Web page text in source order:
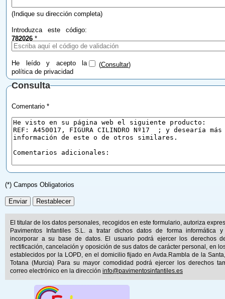
(Indique su dirección completa)
Introduzca este código:
782026 *
He leído y acepto la
política de privacidad
(Consultar)
Consulta
Comentario *
(*) Campos Obligatorios
El titular de los datos personales, recogidos en este formulario, autoriza
Pavimentos Infantiles S.L. a tratar dichos datos de forma informática y
incorporar a su base de datos. El usuario podrá ejercer los derechos
rectificación, cancelación y oposición de sus datos de carácter personal, en
establecidos por la LOPD, en el domicilio fijado en Avda.Rambla de la
Totana (Murcia) Para su mayor comodidad podrá ejercer los derechos
correo electrónico en la dirección info@pavimentosinfantiles.es